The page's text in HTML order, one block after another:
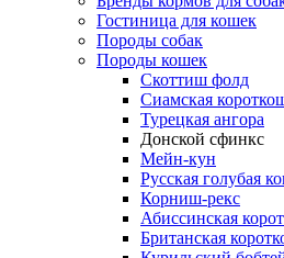
Гостиница для кошек
Породы собак
Породы кошек
Скоттиш фолд
Сиамская
Турецкая ангора
Донской сфинкс
Мейн-кун
Русская голубая
Корниш-рекс
Абиссинская
Британская